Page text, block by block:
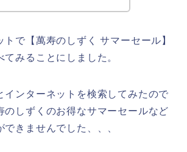
トで【萬寿のしずく サマーセール】
てみることにしました。
インターネットを検索してみたので
のしずくのお得なサマーセールなど
きませんでした、、、